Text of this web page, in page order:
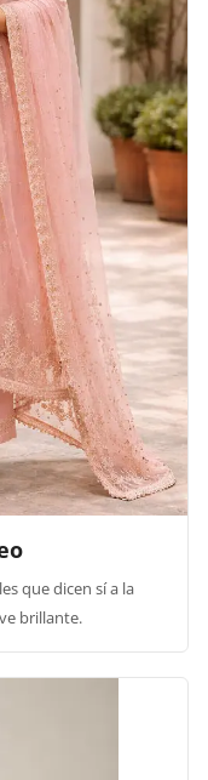
que dicen sí a la
brillante.